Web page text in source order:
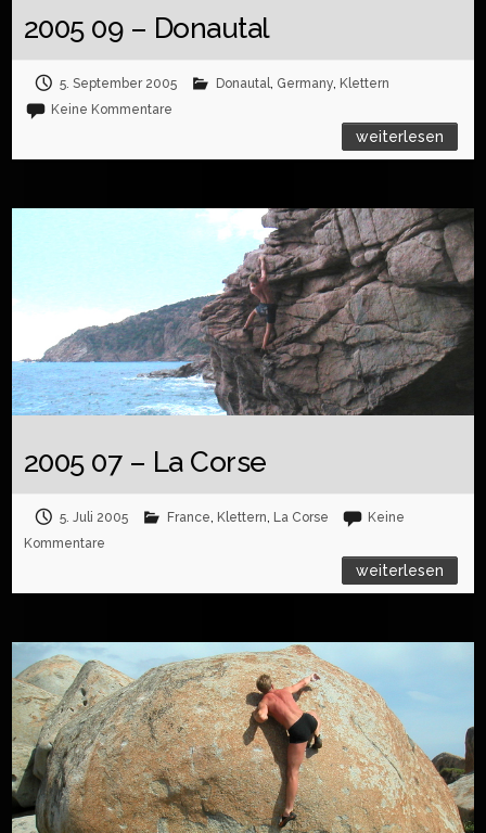
2005 09 – Donautal
5. September 2005 Donautal, Germany, Klettern
Keine Kommentare
weiterlesen
2005 07 – La Corse
5. Juli 2005 France, Klettern, La Corse
Keine
Kommentare
weiterlesen